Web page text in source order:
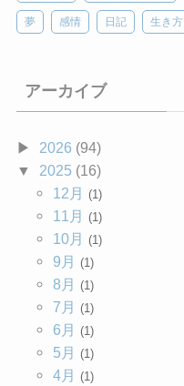
夢 感情 日記 生き方
アーカイブ
2026 (94)
2025 (16)
12月 (1)
11月 (1)
10月 (1)
9月 (1)
8月 (1)
7月 (1)
6月 (1)
5月 (1)
4月 (1)